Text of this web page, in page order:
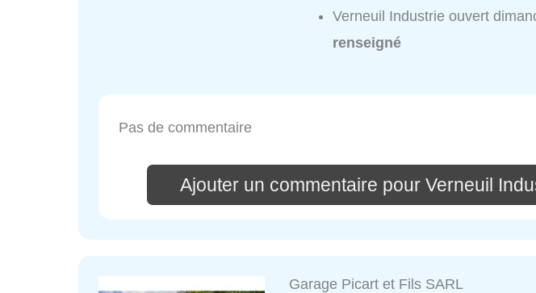
Verneuil Industrie ouvert
renseigné
Pas de commentaire
Ajouter un commentaire pour Verneuil
Garage Picart et Fils SARL